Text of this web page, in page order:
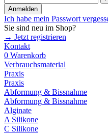
Anmelden
Ich habe mein Passwort
Sie sind neu im Shop?
→ Jetzt registrieren
Kontakt
0 Warenkorb
Verbrauchsmaterial
Praxis
Praxis
Abformung & Bissnahme
Abformung & Bissnahme
Alginate
A Silikone
C Silikone